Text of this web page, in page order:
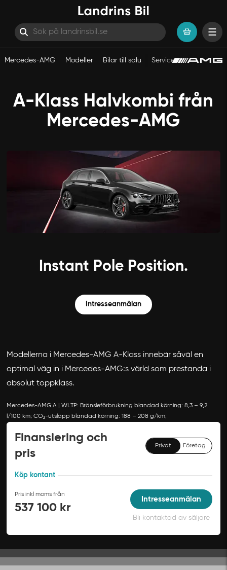
Mercedes-AMG Modeller Bilar till salu Service
A-Klass Halvkombi från
Mercedes-AMG
Instant Pole Position.
Intresseanmälan
Modellerna i Mercedes-AMG A-Klass innebär såväl en
optimal väg in i Mercedes-AMG:s värld som prestanda i
absolut toppklass.
Mercedes-AMG A | WLTP: Bränsleförbrukning blandad körning: 8,3 – 9,2
l/100 km; CO₂-utsläpp blandad körning: 188 – 208 g/km;
Finansiering och
pris
Privat Företag
Köp kontant
Pris inkl moms från
537 100 kr
Intresseanmälan
Bli kontaktad av säljare